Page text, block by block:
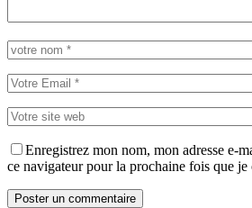
Enregistrez mon nom, mon adresse e-
ce navigateur pour la prochaine fois que je